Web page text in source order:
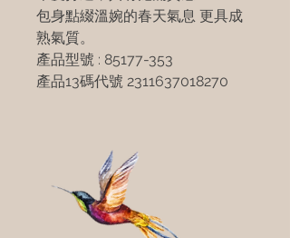
包身點綴溫婉的春天氣息 更具成
熟氣質。
產品型號 : 85177-353
產品13碼代號 2311637018270